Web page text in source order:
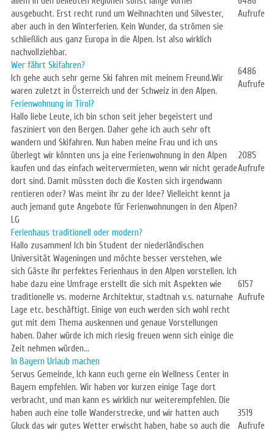
ausgebucht. Erst recht rund um Weihnachten und Silvester,
aber auch in den Winterferien. Kein Wunder, da strömen sie
schließlich aus ganz Europa in die Alpen. Ist also wirklich
nachvollziehbar.
Aufrufe
Wer fährt Skifahren?
Ich gehe auch sehr gerne Ski fahren mit meinem Freund.Wir
waren zuletzt in Österreich und der Schweiz in den Alpen.
6486
Aufrufe
Ferienwohnung in Tirol?
Hallo liebe Leute, ich bin schon seit jeher begeistert und
fasziniert von den Bergen. Daher gehe ich auch sehr oft
wandern und Skifahren. Nun haben meine Frau und ich uns
überlegt wir könnten uns ja eine Ferienwohnung in den Alpen
kaufen und das einfach weitervermieten, wenn wir nicht gerade
dort sind. Damit müssten doch die Kosten sich irgendwann
rentieren oder? Was meint ihr zu der Idee? Vielleicht kennt ja
auch jemand gute Angebote für Ferienwohnungen in den Alpen?
LG
2085
Aufrufe
Ferienhaus traditionell oder modern?
Hallo zusammen! Ich bin Student der niederländischen
Universität Wageningen und möchte besser verstehen, wie
sich Gäste ihr perfektes Ferienhaus in den Alpen vorstellen. Ich
habe dazu eine Umfrage erstellt die sich mit Aspekten wie
traditionelle vs. moderne Architektur, stadtnah v.s. naturnahe
Lage etc. beschäftigt. Einige von euch werden sich wohl recht
gut mit dem Thema auskennen und genaue Vorstellungen
haben. Daher würde ich mich riesig freuen wenn sich einige die
Zeit nehmen würden...
6157
Aufrufe
In Bayern Urlaub machen
Servus Gemeinde, Ich kann euch gerne ein Wellness Center in
Bayern empfehlen. Wir haben vor kurzen einige Tage dort
verbracht, und man kann es wirklich nur weiterempfehlen. Die
haben auch eine tolle Wanderstrecke, und wir hatten auch
Gluck das wir gutes Wetter erwischt haben, habe so auch die
3519
Aufrufe